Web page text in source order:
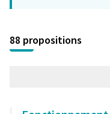
88 propositions